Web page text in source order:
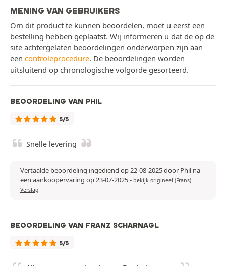
MENING VAN GEBRUIKERS
Om dit product te kunnen beoordelen, moet u eerst een
bestelling hebben geplaatst. Wij informeren u dat de op de
site achtergelaten beoordelingen onderworpen zijn aan
een controleprocedure. De beoordelingen worden
uitsluitend op chronologische volgorde gesorteerd.
BEOORDELING VAN PHIL
5/5
Snelle levering
Vertaalde beoordeling ingediend op 22-08-2025 door Phil na
een aankoopervaring op 23-07-2025- bekijk origineel (Frans)
Verslag
BEOORDELING VAN FRANZ SCHARNAGL
5/5